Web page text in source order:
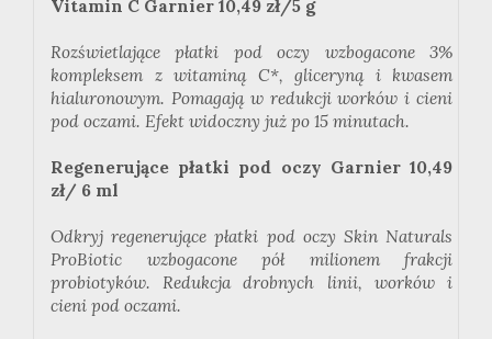
Vitamin C Garnier 10,49 zł/5 g
Rozświetlające płatki pod oczy wzbogacone 3%
kompleksem z witaminą C*, gliceryną i kwasem
hialuronowym. Pomagają w redukcji worków i cieni
pod oczami. Efekt widoczny już po 15 minutach.
Regenerujące płatki pod oczy Garnier10,49
zł/ 6 ml
Odkryj regenerujące płatki pod oczy Skin Naturals
ProBiotic wzbogacone pół milionem frakcji
probiotyków. Redukcja drobnych linii, worków i
cieni pod oczami.